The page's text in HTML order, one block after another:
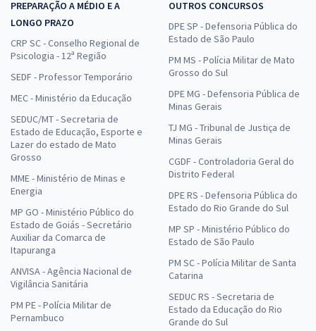
PREPARAÇÃO A MÉDIO E A
LONGO PRAZO
CRP SC - Conselho Regional de
Psicologia - 12ª Região
SEDF - Professor Temporário
MEC - Ministério da Educação
SEDUC/MT - Secretaria de
Estado de Educação, Esporte e
Lazer do estado de Mato
Grosso
MME - Ministério de Minas e
Energia
MP GO - Ministério Público do
Estado de Goiás - Secretário
Auxiliar da Comarca de
Itapuranga
ANVISA - Agência Nacional de
Vigilância Sanitária
PM PE - Polícia Militar de
Pernambuco
OUTROS CONCURSOS
DPE SP - Defensoria Pública do
Estado de São Paulo
PM MS - Polícia Militar de Mato
Grosso do Sul
DPE MG - Defensoria Pública de
Minas Gerais
TJ MG - Tribunal de Justiça de
Minas Gerais
CGDF - Controladoria Geral do
Distrito Federal
DPE RS - Defensoria Pública do
Estado do Rio Grande do Sul
MP SP - Ministério Público do
Estado de São Paulo
PM SC - Polícia Militar de Santa
Catarina
SEDUC RS - Secretaria de
Estado da Educação do Rio
Grande do Sul